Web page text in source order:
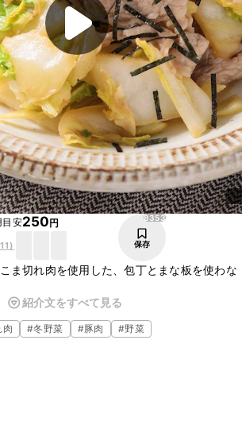
目安250円
)
8353
保存
ま切れ肉を使用した、包丁とまな板を使わな
めやすいので、簡単に作れます。
レシピとしておすすめです。
紹介文をすべて見る
肉 #冬野菜 #豚肉 #野菜